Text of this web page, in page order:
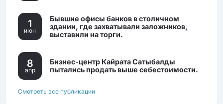
1
июн
Бывшие офисы банков в столичном
здании, где захватывали заложников,
выставили на торги.
8
апр
Бизнес-центр Кайрата Сатыбалды
пытались продать выше себестоимости.
Смотреть все публикации